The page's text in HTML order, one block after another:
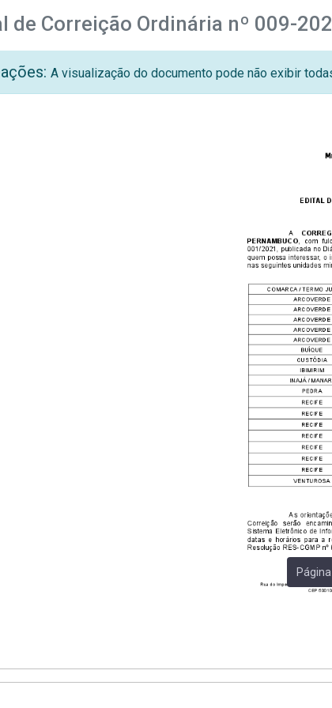
de Correição Ordinária nº 009-
A visualização do documento pode não exibir